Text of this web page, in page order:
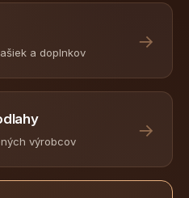
a doplnkov
→
výrobcov
→